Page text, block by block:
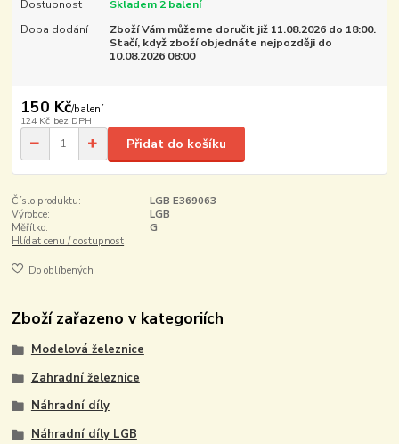
Dostupnost
Skladem 2 balení
Doba dodání
Zboží Vám můžeme doručit již 11.08.2026 do 18:00.
Stačí, když zboží objednáte nejpozději do
10.08.2026 08:00
150 Kč/balení
124 Kč bez DPH
Přidat do košíku
Číslo produktu:
LGB E369063
Výrobce:
LGB
Měřítko:
G
Hlídat cenu / dostupnost
Do oblíbených
Zboží zařazeno v kategoriích
Modelová železnice
Zahradní železnice
Náhradní díly
Náhradní díly LGB